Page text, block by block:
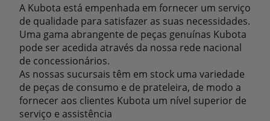
A Kubota está empenhada em fornecer um serviço
de qualidade para satisfazer as suas necessidades.
Uma gama abrangente de peças genuínas Kubota
pode ser acedida através da nossa rede nacional
de concessionários.
As nossas sucursais têm em stock uma variedade
de peças de consumo e de prateleira, de modo a
fornecer aos clientes Kubota um nível superior de
serviço e assistência